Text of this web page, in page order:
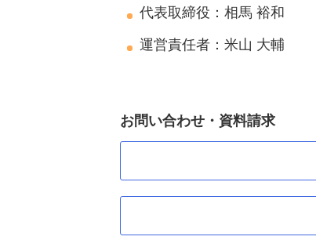
代表取締役：相馬 裕和
運営責任者：米山 大輔
お問い合わせ・資料請求